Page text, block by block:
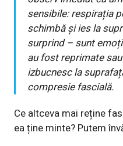
sensibile: respirația
schimbă și ies la
surprind – sunt
au fost reprimate
izbucnesc la
compresie fascială.
Ce altceva mai reține
ea ține minte? Putem